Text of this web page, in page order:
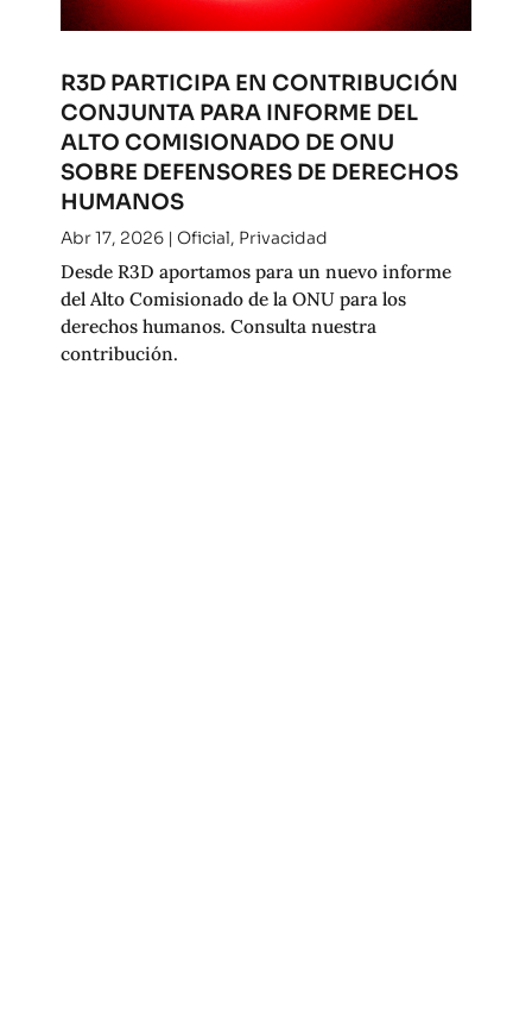
R3D PARTICIPA EN CONTRIBUCIÓN
CONJUNTA PARA INFORME DEL
ALTO COMISIONADO DE ONU
SOBRE DEFENSORES DE DERECHOS
HUMANOS
Abr 17, 2026| Oficial, Privacidad
Desde R3D aportamos para un nuevo informe
del Alto Comisionado de la ONU para los
derechos humanos. Consulta nuestra
contribución.